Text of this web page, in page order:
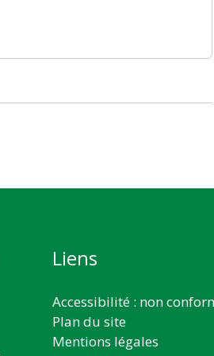
Liens
Accessibilité : non
Plan du site
Mentions légales